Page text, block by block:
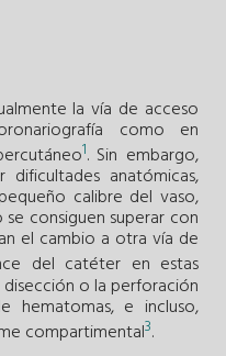
la vía de acceso
como en
1. Sin embargo,
anatómicas,
calibre del vaso,
consiguen superar con
el cambio a otra vía de
del catéter en estas
o la perforación
hematomas, e incluso,
compartimental3.